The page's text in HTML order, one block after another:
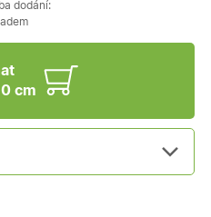
dodání:
cm